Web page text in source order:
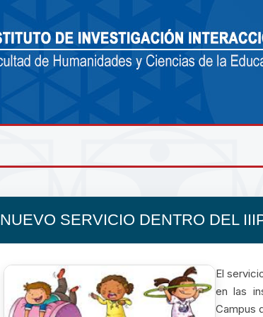
NUEVO SERVICIO DENTRO DEL
El
en las
Campus